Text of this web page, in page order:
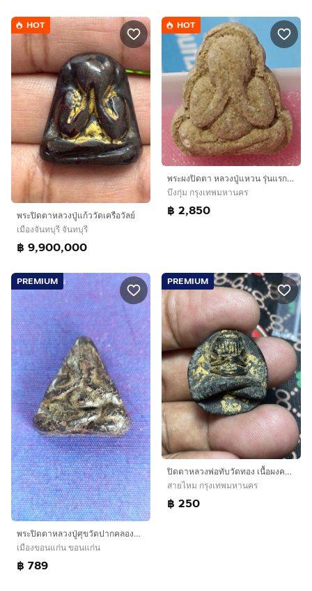
HOT
พระปิดตาหลวงปู่แก้ววัดเครือวัลย์
เมืองจันทบุรี จันทบุรี
฿ 9,900,000
HOT
พระผงปิดตา หลวงปู่แหวน รุ่นแรก ปี 2516 เนื้อขาว ของแท้ 100%
บึงกุ่ม กรุงเทพมหานคร
฿ 2,850
PREMIUM
พระปิดตาหลวงปู่ศุขวัดปากคลองมะขามเฒ่า
เมืองขอนแก่น ขอนแก่น
฿ 789
PREMIUM
ปิดตาหลวงพ่อทับวัดทอง เนื้อผงคลุกรัก
สายไหม กรุงเทพมหานคร
฿ 250